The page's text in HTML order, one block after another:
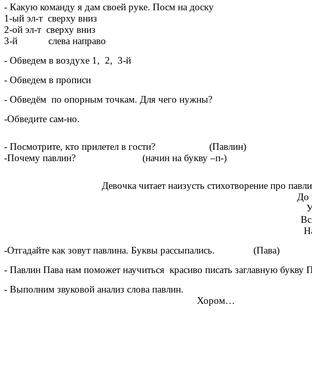
- Какую команду я дам своей руке. Посм на доску
1-ый эл-т сверху вниз
2-ой эл-т сверху вниз
3-й слева направо
- Обведем в воздухе 1, 2, 3-й
- Обведем в прописи
- Обведём по опорным точкам. Для чего нужны?
-Обведите сам-но.
- Посмотрите, кто прилетел в гости? (Павлин)
-Почему павлин? (начин на букву –п-)
Девочка читает наизусть стихотворение про
До
-Отгадайте как зовут павлина. Буквы рассыпались. (Пава)
- Павлин Пава нам поможет научиться красиво писать заглавную букву
- Выполним звуковой анализ слова павлин.
Хором…